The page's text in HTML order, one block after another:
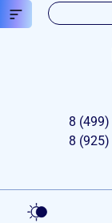
8 (499)
8 (925)